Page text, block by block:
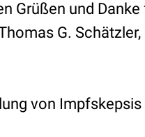
Grüßen und
G.
von